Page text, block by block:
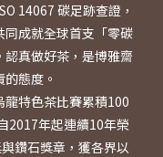
14067 碳足跡查證，
成就全球首支「零碳
真做好茶，是博雅齋
態度。
特色茶比賽累積100
2017年起連續10年榮
鑽石獎章，獲各界以